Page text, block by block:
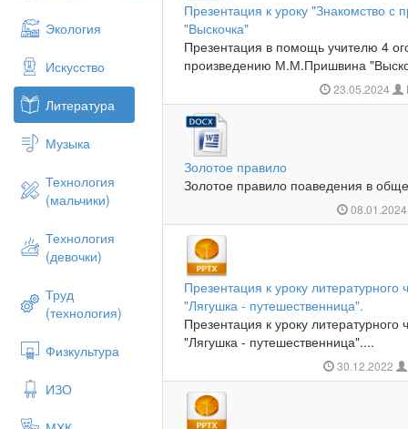
Экология
Искусство
Литература
Музыка
Технология
(мальчики)
Технология
(девочки)
Труд
(технология)
Физкультура
ИЗО
Презентация к уроку "Знакомство
"Выскочка"
Презентация в помощь учителю 4
произведению М.М.Пришвина
23.05.2024
Золотое правило
Золотое правило поаведения в
Презентация к уроку
"Лягушка - путешественница".
Презентация к уроку
"Лягушка - путешественница"....
30.12.2022